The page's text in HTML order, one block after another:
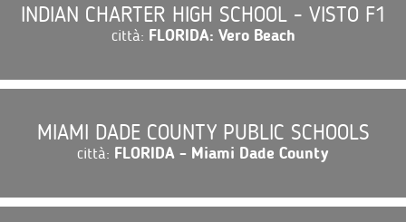
INDIAN CHARTER HIGH SCHOOL - VISTO F1
città: FLORIDA: Vero Beach
MIAMI DADE COUNTY PUBLIC SCHOOLS
città: FLORIDA - Miami Dade County